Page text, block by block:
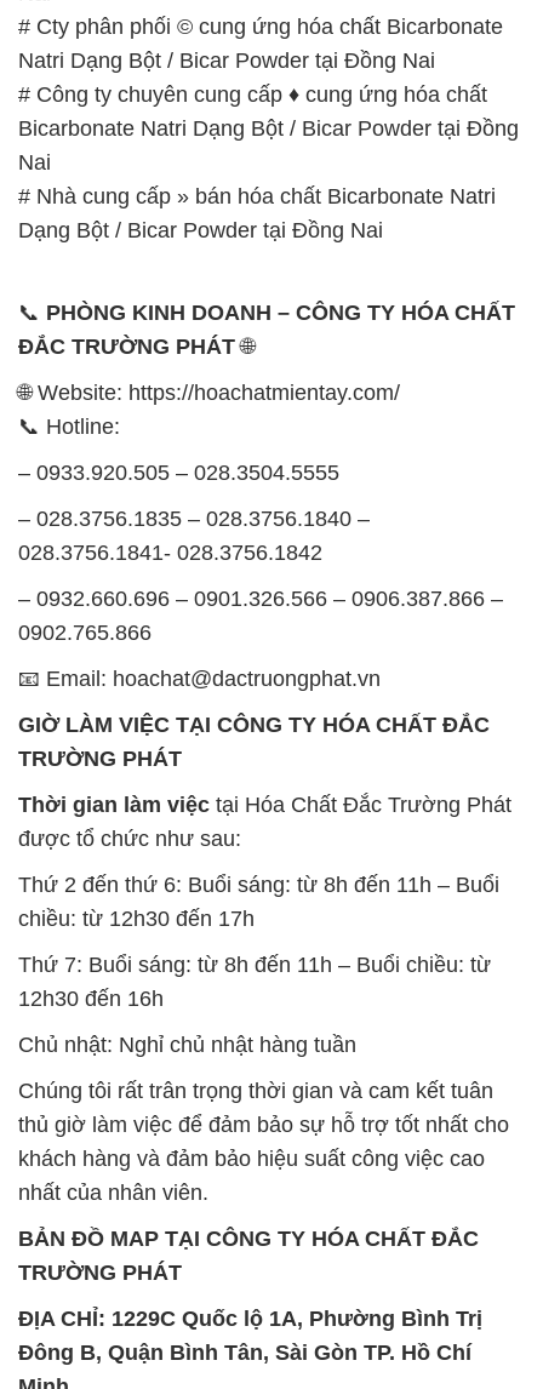
Nai
# Nhà cung cấp » bán hóa chất Bicarbonate Natri
Dạng Bột / Bicar Powder tại Đồng Nai
📞PHÒNG KINH DOANH – CÔNG TY HÓA CHẤT
ĐẮC TRƯỜNG PHÁT 🌐
🌐 Website: https://hoachatmientay.com/
– 0933.920.505 – 028.3504.5555
028.3756.1841- 028.3756.1842
0902.765.866
📧 Email: hoachat@dactruongphat.vn
TRƯỜNG PHÁT
được tổ chức như sau:
Thứ 2 đến thứ 6: Buổi sáng: từ 8h đến 11h – Buổi
chiều: từ 12h30 đến 17h
Thứ 7: Buổi sáng: từ 8h đến 11h – Buổi chiều: từ
12h30 đến 16h
Chủ nhật: Nghỉ chủ nhật hàng tuần
thủ giờ làm việc để đảm bảo sự hỗ trợ tốt nhất cho
khách hàng và đảm bảo hiệu suất công việc cao
nhất của nhân viên.
BẢN ĐỒ MAP TẠI CÔNG TY HÓA CHẤT ĐẮC
TRƯỜNG PHÁT
ĐỊA CHỈ: 1229C Quốc lộ 1A, Phường Bình Trị
Đông B, Quận Bình Tân, Sài Gòn TP. Hồ Chí
Minh